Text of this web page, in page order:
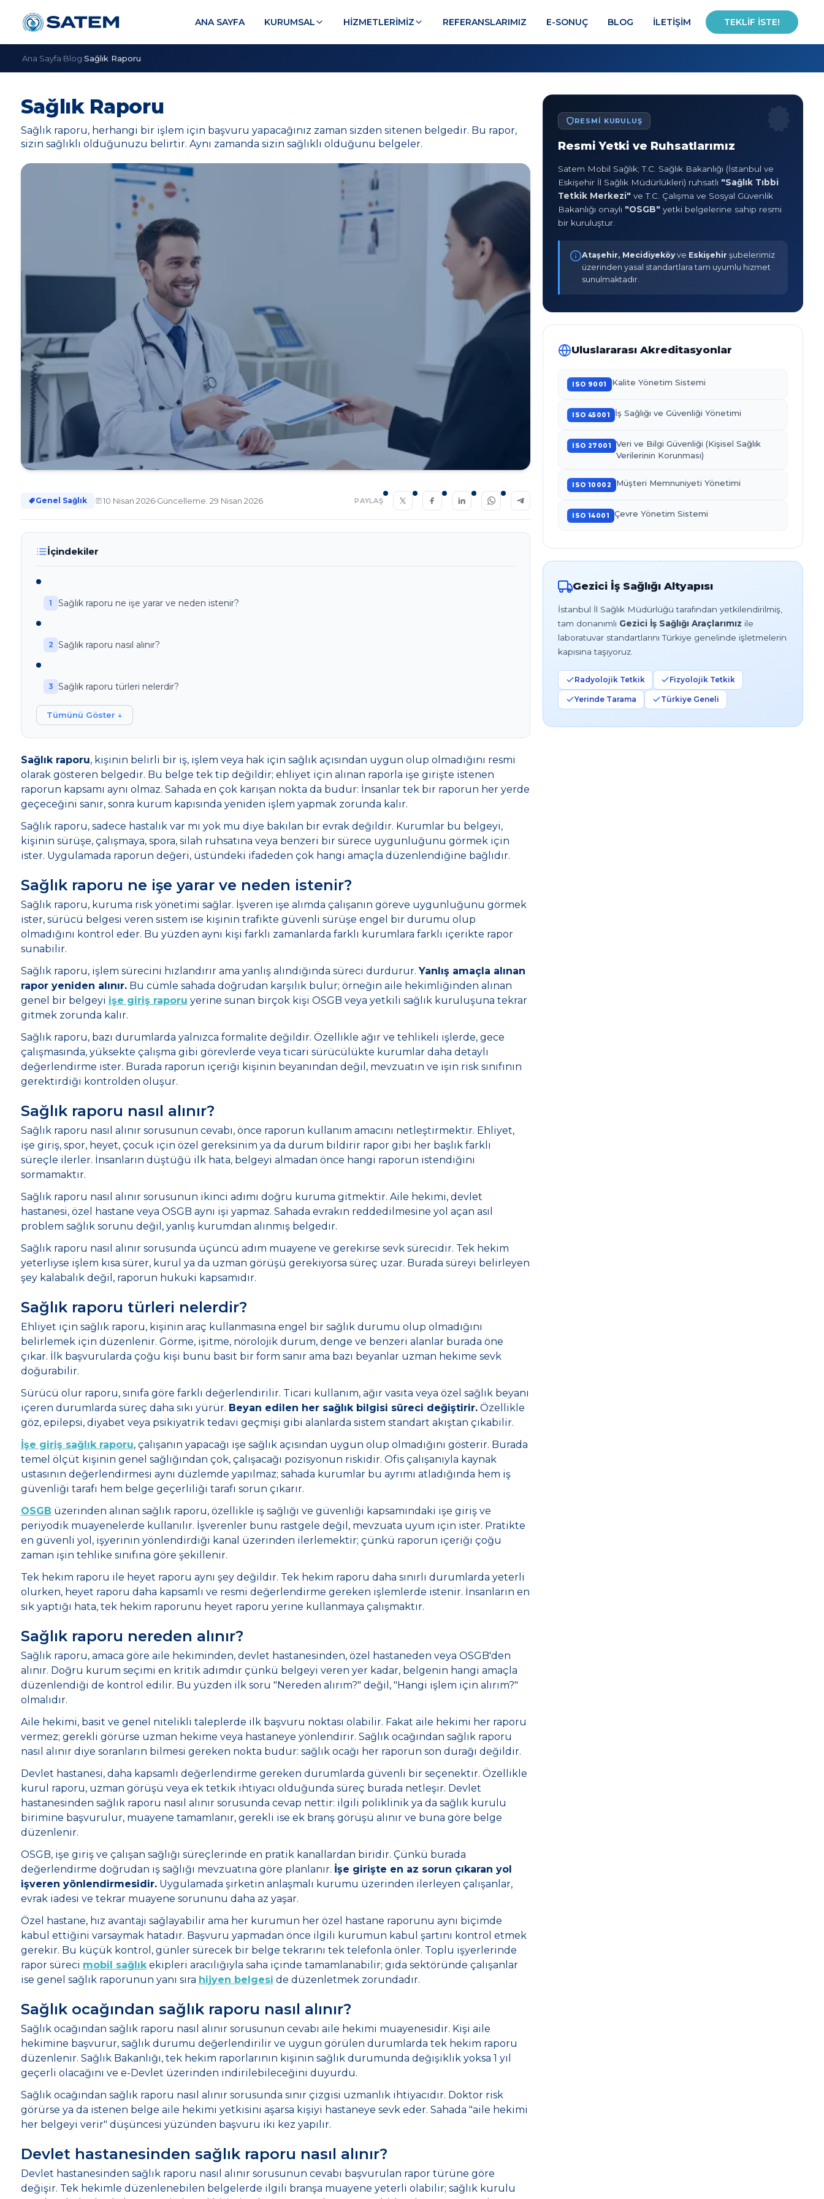
ANA SAYFA KURUMSAL HIZMETLERIMIZ REFERANSLARIMIZ E-SONUÇ BLOG İLETIŞIM TEKLIF İSTE!
Ana Sayfa›Blog›Sağlık Raporu
Sağlık Raporu
Sağlık raporu, herhangi bir işlem için başvuru yapacağınız zaman sizden sitenen belgedir. Bu rapor,
sizin sağlıklı olduğunuzu belirtir. Aynı zamanda sizin sağlıklı olduğunu belgeler.
Genel Sağlık 10 Nisan 2026Güncelleme: 29 Nisan 2026 PAYLAŞ
İçindekiler
Sağlık raporu ne işe yarar ve neden istenir?
Sağlık raporu nasıl alınır?
Sağlık raporu türleri nelerdir?
Tümünü Göster ↓
Sağlık raporu, kişinin belirli bir iş, işlem veya hak için sağlık açısından uygun olup olmadığını resmi
olarak gösteren belgedir. Bu belge tek tip değildir; ehliyet için alınan raporla işe girişte istenen
raporun kapsamı aynı olmaz. Sahada en çok karışan nokta da budur: İnsanlar tek bir raporun her yerde
geçeceğini sanır, sonra kurum kapısında yeniden işlem yapmak zorunda kalır.
Sağlık raporu, sadece hastalık var mı yok mu diye bakılan bir evrak değildir. Kurumlar bu belgeyi,
kişinin sürüşe, çalışmaya, spora, silah ruhsatına veya benzeri bir sürece uygunluğunu görmek için
ister. Uygulamada raporun değeri, üstündeki ifadeden çok hangi amaçla düzenlendiğine bağlıdır.
Sağlık raporu ne işe yarar ve neden istenir?
Sağlık raporu, kuruma risk yönetimi sağlar. İşveren işe alımda çalışanın göreve uygunluğunu görmek
ister, sürücü belgesi veren sistem ise kişinin trafikte güvenli sürüşe engel bir durumu olup
olmadığını kontrol eder. Bu yüzden aynı kişi farklı zamanlarda farklı kurumlara farklı içerikte rapor
sunabilir.
Sağlık raporu, işlem sürecini hızlandırır ama yanlış alındığında süreci durdurur.Yanlış amaçla alınan
rapor yeniden alınır.Bu cümle sahada doğrudan karşılık bulur; örneğin aile hekimliğinden alınan
genel bir belgeyi işe giriş raporu yerine sunan birçok kişi OSGB veya yetkili sağlık kuruluşuna tekrar
gitmek zorunda kalır.
Sağlık raporu, bazı durumlarda yalnızca formalite değildir. Özellikle ağır ve tehlikeli işlerde, gece
çalışmasında, yüksekte çalışma gibi görevlerde veya ticari sürücülükte kurumlar daha detaylı
değerlendirme ister. Burada raporun içeriği kişinin beyanından değil, mevzuatın ve işin risk sınıfının
gerektirdiği kontrolden oluşur.
Sağlık raporu nasıl alınır?
Sağlık raporu nasıl alınır sorusunun cevabı, önce raporun kullanım amacını netleştirmektir. Ehliyet,
işe giriş, spor, heyet, çocuk için özel gereksinim ya da durum bildirir rapor gibi her başlık farklı
süreçle ilerler. İnsanların düştüğü ilk hata, belgeyi almadan önce hangi raporun istendiğini
sormamaktır.
Sağlık raporu nasıl alınır sorusunun ikinci adımı doğru kuruma gitmektir. Aile hekimi, devlet
hastanesi, özel hastane veya OSGB aynı işi yapmaz. Sahada evrakın reddedilmesine yol açan asıl
problem sağlık sorunu değil, yanlış kurumdan alınmış belgedir.
Sağlık raporu nasıl alınır sorusunda üçüncü adım muayene ve gerekirse sevk sürecidir. Tek hekim
yeterliyse işlem kısa sürer, kurul ya da uzman görüşü gerekiyorsa süreç uzar. Burada süreyi belirleyen
şey kalabalık değil, raporun hukuki kapsamıdır.
Sağlık raporu türleri nelerdir?
Ehliyet için sağlık raporu, kişinin araç kullanmasına engel bir sağlık durumu olup olmadığını
belirlemek için düzenlenir. Görme, işitme, nörolojik durum, denge ve benzeri alanlar burada öne
çıkar. İlk başvurularda çoğu kişi bunu basit bir form sanır ama bazı beyanlar uzman hekime sevk
doğurabilir.
Sürücü olur raporu, sınıfa göre farklı değerlendirilir. Ticari kullanım, ağır vasıta veya özel sağlık beyanı
içeren durumlarda süreç daha sıkı yürür. Beyan edilen her sağlık bilgisi süreci değiştirir.Özellikle
göz, epilepsi, diyabet veya psikiyatrik tedavi geçmişi gibi alanlarda sistem standart akıştan çıkabilir.
İşe giriş sağlık raporu, çalışanın yapacağı işe sağlık açısından uygun olup olmadığını gösterir. Burada
temel ölçüt kişinin genel sağlığından çok, çalışacağı pozisyonun riskidir. Ofis çalışanıyla kaynak
ustasının değerlendirmesi aynı düzlemde yapılmaz; sahada kurumlar bu ayrımı atladığında hem iş
güvenliği tarafı hem belge geçerliliği tarafı sorun çıkarır.
OSGB üzerinden alınan sağlık raporu, özellikle iş sağlığı ve güvenliği kapsamındaki işe giriş ve
periyodik muayenelerde kullanılır. İşverenler bunu rastgele değil, mevzuata uyum için ister. Pratikte
en güvenli yol, işyerinin yönlendirdiği kanal üzerinden ilerlemektir; çünkü raporun içeriği çoğu
zaman işin tehlike sınıfına göre şekillenir.
Tek hekim raporu ile heyet raporu aynı şey değildir. Tek hekim raporu daha sınırlı durumlarda yeterli
olurken, heyet raporu daha kapsamlı ve resmi değerlendirme gereken işlemlerde istenir. İnsanların en
sık yaptığı hata, tek hekim raporunu heyet raporu yerine kullanmaya çalışmaktır.
Sağlık raporu nereden alınır?
Sağlık raporu, amaca göre aile hekiminden, devlet hastanesinden, özel hastaneden veya OSGB'den
alınır. Doğru kurum seçimi en kritik adımdır çünkü belgeyi veren yer kadar, belgenin hangi amaçla
düzenlendiği de kontrol edilir. Bu yüzden ilk soru "Nereden alırım?" değil, "Hangi işlem için alırım?"
olmalıdır.
Aile hekimi, basit ve genel nitelikli taleplerde ilk başvuru noktası olabilir. Fakat aile hekimi her raporu
vermez; gerekli görürse uzman hekime veya hastaneye yönlendirir. Sağlık ocağından sağlık raporu
nasıl alınır diye soranların bilmesi gereken nokta budur: sağlık ocağı her raporun son durağı değildir.
Devlet hastanesi, daha kapsamlı değerlendirme gereken durumlarda güvenli bir seçenektir. Özellikle
kurul raporu, uzman görüşü veya ek tetkik ihtiyacı olduğunda süreç burada netleşir. Devlet
hastanesinden sağlık raporu nasıl alınır sorusunda cevap nettir: ilgili poliklinik ya da sağlık kurulu
birimine başvurulur, muayene tamamlanır, gerekli ise ek branş görüşü alınır ve buna göre belge
düzenlenir.
OSGB, işe giriş ve çalışan sağlığı süreçlerinde en pratik kanallardan biridir. Çünkü burada
değerlendirme doğrudan iş sağlığı mevzuatına göre planlanır. İşe girişte en az sorun çıkaran yol
işveren yönlendirmesidir.Uygulamada şirketin anlaşmalı kurumu üzerinden ilerleyen çalışanlar,
evrak iadesi ve tekrar muayene sorununu daha az yaşar.
Özel hastane, hız avantajı sağlayabilir ama her kurumun her özel hastane raporunu aynı biçimde
kabul ettiğini varsaymak hatadır. Başvuru yapmadan önce ilgili kurumun kabul şartını kontrol etmek
gerekir. Bu küçük kontrol, günler sürecek bir belge tekrarını tek telefonla önler. Toplu işyerlerinde
rapor süreci mobil sağlıkekipleri aracılığıyla saha içinde tamamlanabilir; gıda sektöründe çalışanlar
ise genel sağlık raporunun yanı sıra hijyen belgesi de düzenletmek zorundadır.
Sağlık ocağından sağlık raporu nasıl alınır?
Sağlık ocağından sağlık raporu nasıl alınır sorusunun cevabı aile hekimi muayenesidir. Kişi aile
hekimine başvurur, sağlık durumu değerlendirilir ve uygun görülen durumlarda tek hekim raporu
düzenlenir. Sağlık Bakanlığı, tek hekim raporlarının kişinin sağlık durumunda değişiklik yoksa 1 yıl
geçerli olacağını ve e-Devlet üzerinden indirilebileceğini duyurdu.
Sağlık ocağından sağlık raporu nasıl alınır sorusunda sınır çizgisi uzmanlık ihtiyacıdır. Doktor risk
görürse ya da istenen belge aile hekimi yetkisini aşarsa kişiyi hastaneye sevk eder. Sahada "aile hekimi
her belgeyi verir" düşüncesi yüzünden başvuru iki kez yapılır.
Devlet hastanesinden sağlık raporu nasıl alınır?
Devlet hastanesinden sağlık raporu nasıl alınır sorusunun cevabı başvurulan rapor türüne göre
değişir. Tek hekimle düzenlenebilen belgelerde ilgili branşa muayene yeterli olabilir; sağlık kurulu
RESMI KURULUŞ
Resmi Yetki ve Ruhsatlarımız
Satem Mobil Sağlık; T.C. Sağlık Bakanlığı (İstanbul ve
Eskişehir İl Sağlık Müdürlükleri) ruhsatlı "Sağlık Tıbbi
Tetkik Merkezi" ve T.C. Çalışma ve Sosyal Güvenlik
Bakanlığı onaylı "OSGB" yetki belgelerine sahip resmi
bir kuruluştur.
Ataşehir, Mecidiyeköyve Eskişehir şubelerimiz
üzerinden yasal standartlara tam uyumlu hizmet
sunulmaktadır.
Uluslararası Akreditasyonlar
ISO 9001 Kalite Yönetim Sistemi
ISO 45001 İş Sağlığı ve Güvenliği Yönetimi
ISO 27001
Veri ve Bilgi Güvenliği (Kişisel Sağlık
Verilerinin Korunması)
ISO 10002 Müşteri Memnuniyeti Yönetimi
ISO 14001 Çevre Yönetim Sistemi
Gezici İş Sağlığı Altyapısı
İstanbul İl Sağlık Müdürlüğü tarafından yetkilendirilmiş,
tam donanımlı Gezici İş Sağlığı Araçlarımız ile
laboratuvar standartlarını Türkiye genelinde işletmelerin
kapısına taşıyoruz.
Radyolojik Tetkik Fizyolojik Tetkik
Yerinde Tarama Türkiye Geneli